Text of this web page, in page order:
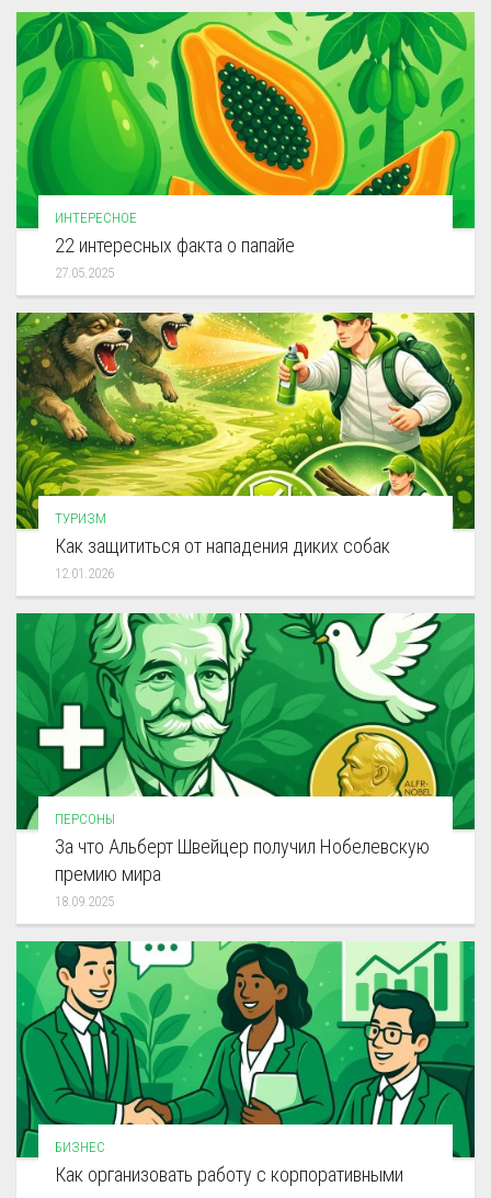
ИНТЕРЕСНОЕ
22 интересных факта о папайе
27.05.2025
ТУРИЗМ
Как защититься от нападения диких собак
12.01.2026
ПЕРСОНЫ
За что Альберт Швейцер получил Нобелевскую
премию мира
18.09.2025
БИЗНЕС
Как организовать работу с корпоративными